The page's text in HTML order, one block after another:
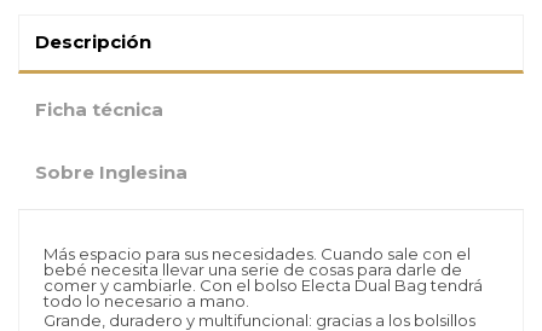
Descripción
Ficha técnica
Sobre Inglesina
Más espacio para sus necesidades. Cuando sale con el
bebé necesita llevar una serie de cosas para darle de
comer y cambiarle. Con el bolso Electa Dual Bag tendrá
todo lo necesario a mano.
Grande, duradero y multifuncional: gracias a los bolsillos